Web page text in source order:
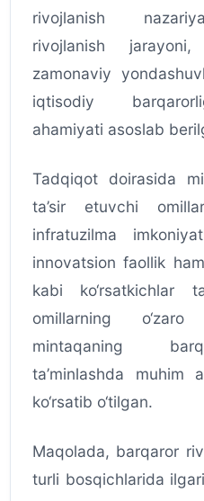
rivojlanish
rivojlanish
zamonaviy
iqtisodiy
ahamiyati asoslab
Tadqiqot doirasida
ta’sir etuvchi
infratuzilma
innovatsion faollik
kabi ko‘rsatkichlar
omillarning
mintaqaning
ta’minlashda muhim
ko‘rsatib o‘tilgan.
Maqolada, barqaror
turli bosqichlarida